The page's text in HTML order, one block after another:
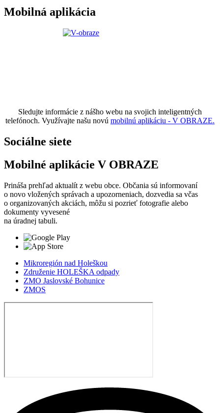
Mobilná aplikácia
Sledujte informácie z nášho webu na svojich inteligentných
telefónoch. Využívajte našu novú mobilnú aplikáciu - V OBRAZE.
Sociálne siete
Mobilné aplikácie V OBRAZE
Prináša prehľad aktualít z webu obce. Občania sú informovaní
o novo vložených správach a upozorneniach, dozvedia sa včas
o organizovaných akciách, môžu si pozrieť fotografie alebo
dokumenty vyvesené
na úradnej tabuli.
Mikroregión nad Holeškou
Združenie HOLEŠKA odpady
ZMO Jaslovské Bohunice
ZMOS